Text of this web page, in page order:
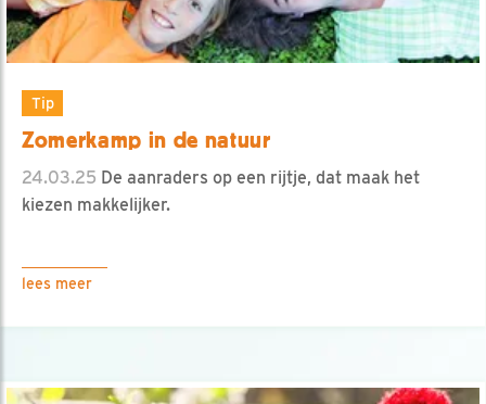
Tip
Zomerkamp in de natuur
24.03.25 De aanraders op een rijtje, dat maak het
kiezen makkelijker.
lees meer